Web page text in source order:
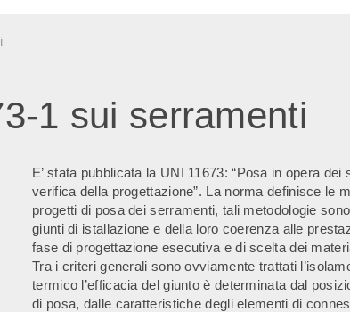
1 sui serramenti
E’ stata pubblicata la UNI 11673: “Posa in opera
verifica della progettazione”. La norma definisce le
progetti di posa dei serramenti, tali metodologie
giunti di istallazione e della loro coerenza alle
fase di progettazione esecutiva e di scelta dei
Tra i criteri generali sono ovviamente trattati
termico l’efficacia del giunto è determinata dal
di posa, dalle caratteristiche degli elementi di